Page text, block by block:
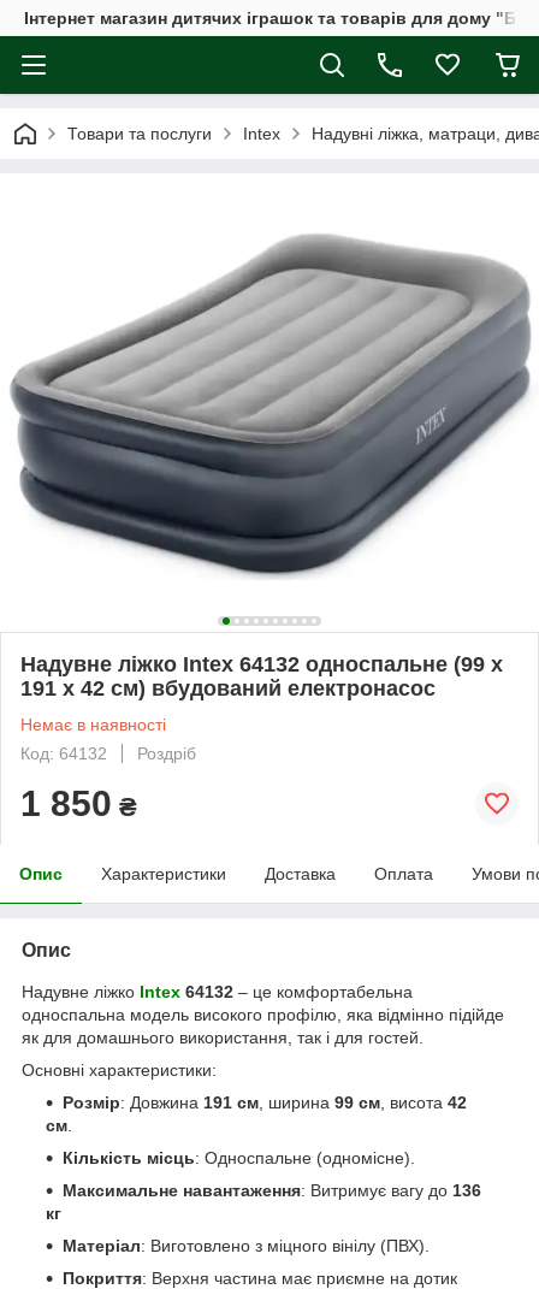
Інтернет магазин дитячих іграшок та товарів для дому
Товари та послуги Intex Надувні ліжка, матраци,
Надувне ліжко Intex 64132 односпальне (99 х
191 х 42 см) вбудований електронасос
Немає в наявності
Код: 64132
Роздріб
1 850 ₴
Опис Характеристики Доставка Оплата Умови
Опис
Надувне ліжко Intex 64132 – це комфортабельна
односпальна модель високого профілю, яка відмінно підійде
як для домашнього використання, так і для гостей.
Основні характеристики:
Розмір: Довжина 191 см , ширина 99 см , висота 42
см
Кількість місць: Односпальне (одномісне).
Максимальне навантаження: Витримує вагу до 136
кг
Матеріал: Виготовлено з міцного вінілу (ПВХ).
Покриття: Верхня частина має приємне на дотик